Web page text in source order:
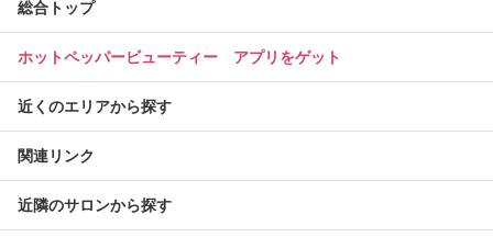
総合トップ
ホットペッパービューティー アプリをゲット
近くのエリアから探す
関連リンク
近隣のサロンから探す